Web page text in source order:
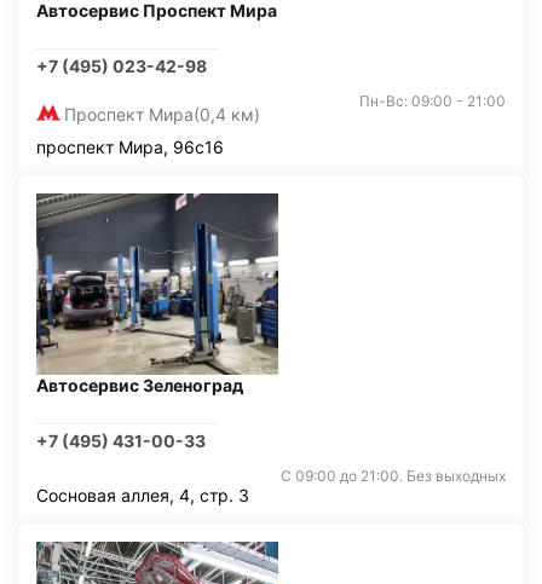
Автосервис Проспект Мира
+7 (495) 023-42-98
Проспект Мира(0,4 км)
Пн-Вс: 09:00 - 21:00
проспект Мира, 96с16
Автосервис Зеленоград
+7 (495) 431-00-33
С 09:00 до 21:00. Без выходных
Сосновая аллея, 4, стр. 3